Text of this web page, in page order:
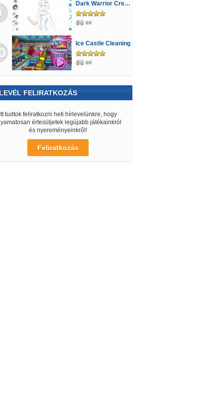
Dark Warrior Creator
6K
Ice Castle Cleaning
6K
FELIRATKOZÁS
Itt tudtok feliratkozni heti hírlevelünkre, hogy
értesüljetek legújabb játékainkról
és nyereményeinkről!
Feliratkozás